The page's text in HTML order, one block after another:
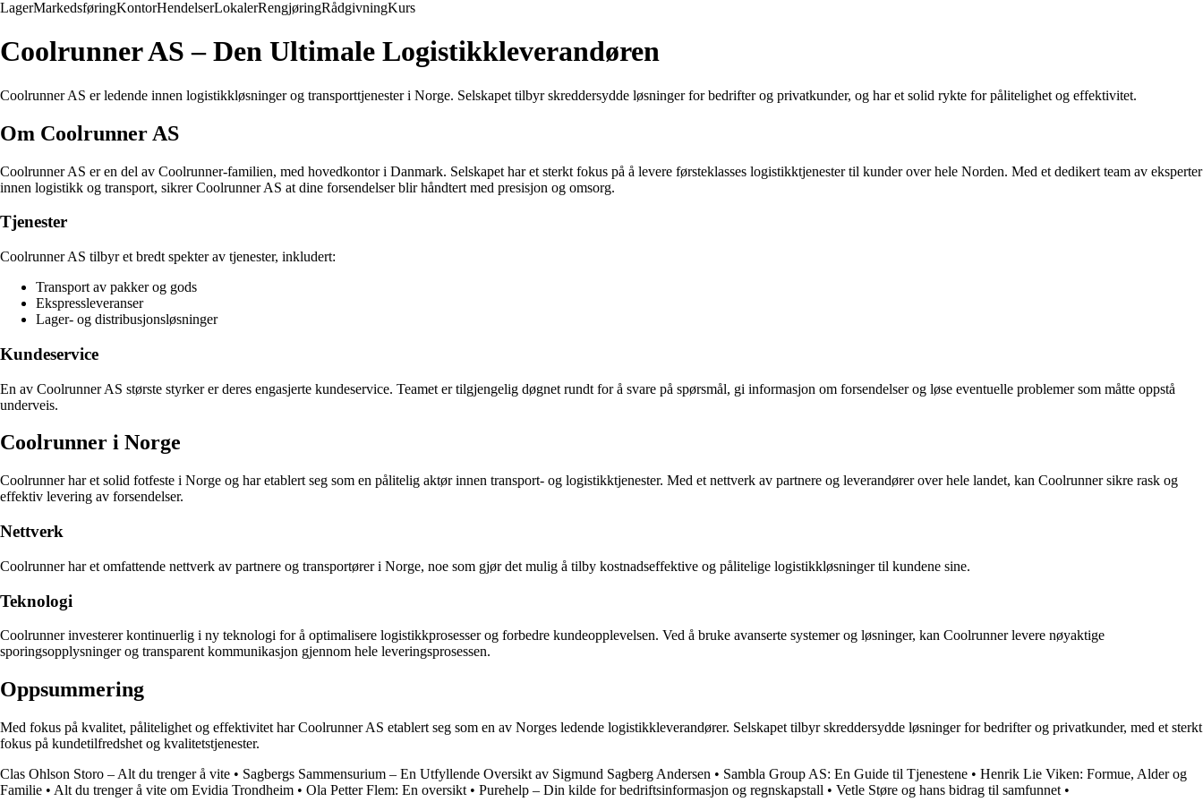
LagerMarkedsføringKontorHendelserLokalerRengjøringRådgivningKurs
Coolrunner AS – Den Ultimale Logistikkleverandøren
Coolrunner AS er ledende innen logistikkløsninger og transporttjenester i Norge. Selskapet tilbyr skreddersydde løsninger for bedrifter og privatkunder, og har et solid rykte for pålitelighet og effektivitet.
Om Coolrunner AS
Coolrunner AS er en del av Coolrunner-familien, med hovedkontor i Danmark. Selskapet har et sterkt fokus på å levere førsteklasses logistikktjenester til kunder over hele Norden. Med et dedikert team av eksperter
innen logistikk og transport, sikrer Coolrunner AS at dine forsendelser blir håndtert med presisjon og omsorg.
Tjenester
Coolrunner AS tilbyr et bredt spekter av tjenester, inkludert:
Transport av pakker og gods
Ekspressleveranser
Lager- og distribusjonsløsninger
Kundeservice
En av Coolrunner AS største styrker er deres engasjerte kundeservice. Teamet er tilgjengelig døgnet rundt for å svare på spørsmål, gi informasjon om forsendelser og løse eventuelle problemer som måtte oppstå
underveis.
Coolrunner i Norge
Coolrunner har et solid fotfeste i Norge og har etablert seg som en pålitelig aktør innen transport- og logistikktjenester. Med et nettverk av partnere og leverandører over hele landet, kan Coolrunner sikre rask og
effektiv levering av forsendelser.
Nettverk
Coolrunner har et omfattende nettverk av partnere og transportører i Norge, noe som gjør det mulig å tilby kostnadseffektive og pålitelige logistikkløsninger til kundene sine.
Teknologi
Coolrunner investerer kontinuerlig i ny teknologi for å optimalisere logistikkprosesser og forbedre kundeopplevelsen. Ved å bruke avanserte systemer og løsninger, kan Coolrunner levere nøyaktige
sporingsopplysninger og transparent kommunikasjon gjennom hele leveringsprosessen.
Oppsummering
Med fokus på kvalitet, pålitelighet og effektivitet har Coolrunner AS etablert seg som en av Norges ledende logistikkleverandører. Selskapet tilbyr skreddersydde løsninger for bedrifter og privatkunder, med et sterkt
fokus på kundetilfredshet og kvalitetstjenester.
Clas Ohlson Storo – Alt du trenger å vite • Sagbergs Sammensurium – En Utfyllende Oversikt av Sigmund Sagberg Andersen • Sambla Group AS: En Guide til Tjenestene • Henrik Lie Viken: Formue, Alder og
Familie • Alt du trenger å vite om Evidia Trondheim • Ola Petter Flem: En oversikt • Purehelp – Din kilde for bedriftsinformasjon og regnskapstall • Vetle Støre og hans bidrag til samfunnet •